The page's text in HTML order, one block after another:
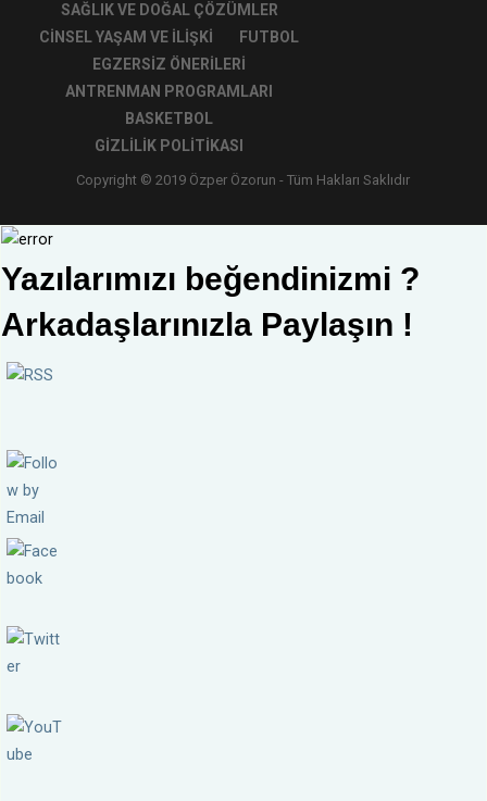
SAĞLIK VE DOĞAL ÇÖZÜMLER
CINSEL YAŞAM VE İLIŞKI
FUTBOL
EGZERSIZ ÖNERILERI
ANTRENMAN PROGRAMLARI
BASKETBOL
GIZLILIK POLITIKASI
Copyright © 2019 Özper Özorun - Tüm Hakları Saklıdır
Yazılarımızı beğendinizmi ?
Arkadaşlarınızla Paylaşın !